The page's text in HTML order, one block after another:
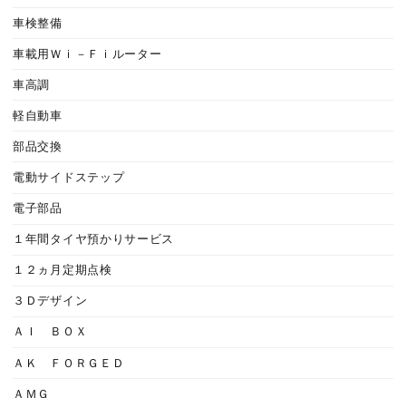
車検整備
車載用Ｗｉ－Ｆｉルーター
車高調
軽自動車
部品交換
電動サイドステップ
電子部品
１年間タイヤ預かりサービス
１２ヵ月定期点検
３Ｄデザイン
ＡＩ ＢＯＸ
ＡＫ ＦＯＲＧＥＤ
ＡＭＧ